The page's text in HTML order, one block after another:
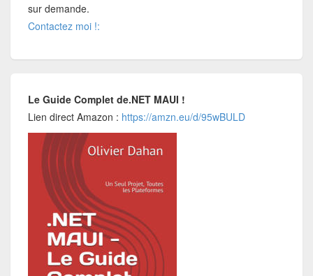
sur demande.
Contactez moi !:
Le Guide Complet de.NET MAUI !
Lien direct Amazon : https://amzn.eu/d/95wBULD